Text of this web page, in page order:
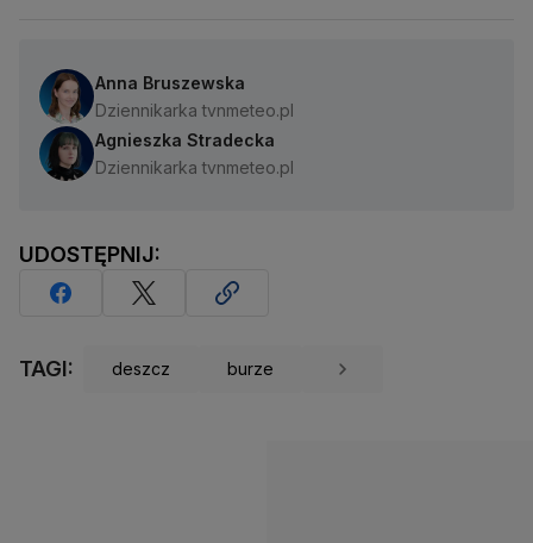
Anna Bruszewska
Dziennikarka tvnmeteo.pl
Agnieszka Stradecka
Dziennikarka tvnmeteo.pl
UDOSTĘPNIJ:
TAGI: deszcz burze